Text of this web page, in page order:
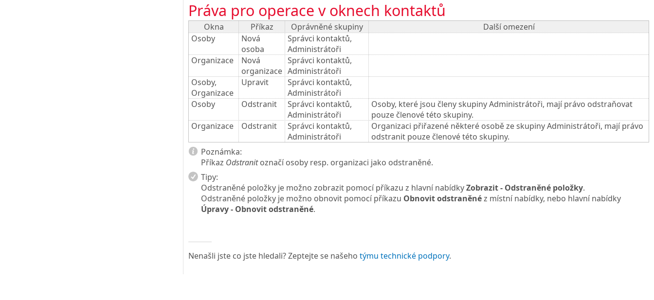
Práva pro operace v oknech kontaktů
Okna Příkaz Oprávněné skupiny
Další omezení
Osoby
Nová
osoba
Správci kontaktů,
Administrátoři
Organizace
Nová
organizace
Správci kontaktů,
Administrátoři
Osoby,
Organizace
Upravit
Správci kontaktů,
Administrátoři
Osoby
Odstranit
Správci kontaktů,
Administrátoři
Osoby, které jsou členy skupiny Administrátoři, mají právo odstraňovat
pouze členové této skupiny.
Organizace
Odstranit
Správci kontaktů,
Administrátoři
Organizaci přiřazené některé osobě ze skupiny Administrátoři, mají právo
odstranit pouze členové této skupiny.
Poznámka:
Příkaz Odstranitoznačí osoby resp. organizaci jako odstraněné.
Tipy:
Odstraněné položky je možno zobrazit pomocí příkazu z hlavní nabídkyZobrazit - Odstraněné položky.
Odstraněné položky je možno obnovit pomocí příkazu Obnovit odstraněnéz místní nabídky, nebo hlavní nabídky
Úpravy - Obnovit odstraněné.
Nenašli jste co jste hledali? Zeptejte se našeho týmu technické podpory.